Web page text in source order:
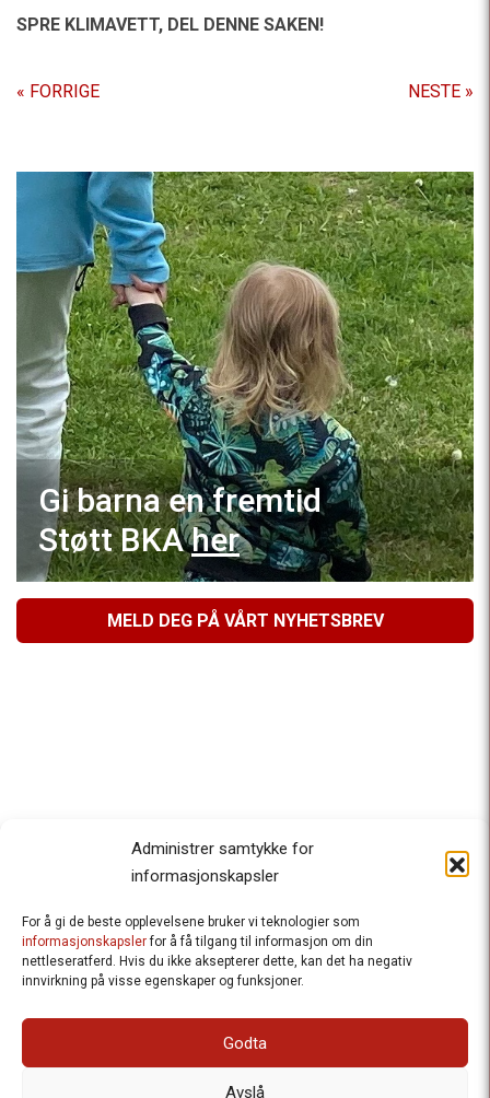
Administrer samtykke for
informasjonskapsler
For å gi de beste opplevelsene bruker vi teknologier som
informasjonskapslerfor å få tilgang til informasjon om din
nettleseratferd. Hvis du ikke aksepterer dette, kan det ha negativ
innvirkning på visse egenskaper og funksjoner.
Godta
Avslå
SPRE KLIMAVETT, DEL DENNE SAKEN!
« FORRIGE NESTE »
Gi barna en fremtid
Støtt BKAher
MELD DEG PÅ VÅRT NYHETSBREV
Besteforeldrenes klimaaksjon
Ansvarlig redaktør
: Halfdan Wiik |
: Postboks 1231 Vika, 0110 Oslo.